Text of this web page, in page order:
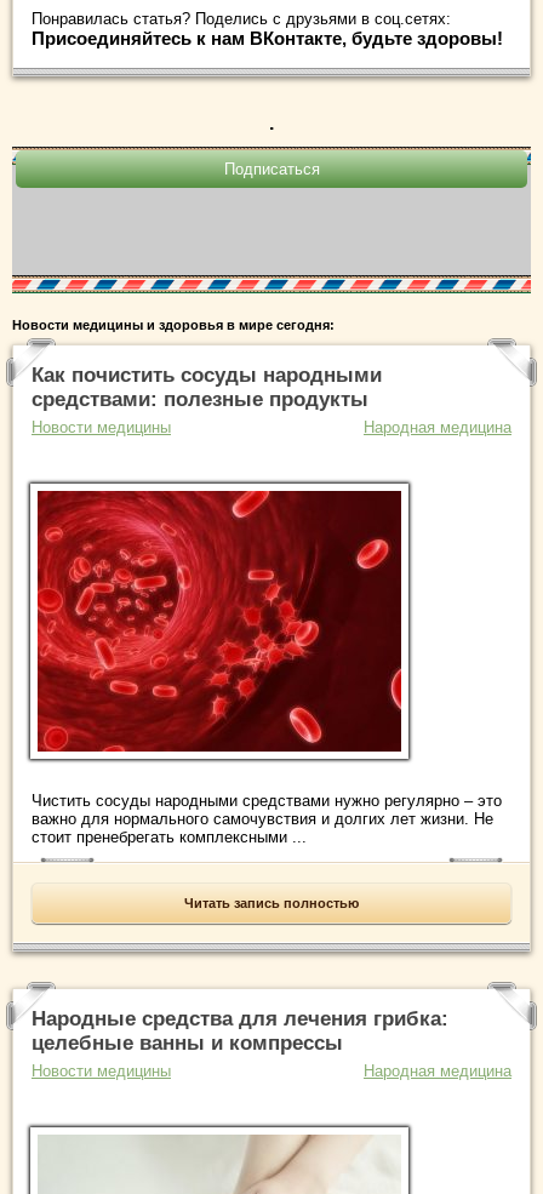
Понравилась статья? Поделись с друзьями в соц.сетях:
Присоединяйтесь к нам ВКонтакте, будьте здоровы!
.
Новости медицины и здоровья в мире сегодня:
Как почистить сосуды народными
средствами: полезные продукты
Новости медицины Народная медицина
Чистить сосуды народными средствами нужно регулярно – это
важно для нормального самочувствия и долгих лет жизни. Не
стоит пренебрегать комплексными ...
Читать запись полностью
Народные средства для лечения грибка:
целебные ванны и компрессы
Новости медицины Народная медицина